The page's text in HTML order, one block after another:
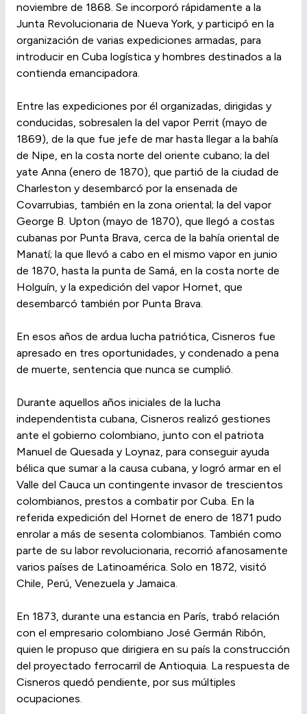
noviembre de 1868. Se incorporó rápidamente a la
Junta Revolucionaria de Nueva York, y participó en la
organización de varias expediciones armadas, para
introducir en Cuba logística y hombres destinados a la
contienda emancipadora.
Entre las expediciones por él organizadas, dirigidas y
conducidas, sobresalen la del vapor Perrit (mayo de
1869), de la que fue jefe de mar hasta llegar a la bahía
de Nipe, en la costa norte del oriente cubano; la del
yate Anna (enero de 1870), que partió de la ciudad de
Charleston y desembarcó por la ensenada de
Covarrubias, también en la zona oriental; la del vapor
George B. Upton (mayo de 1870), que llegó a costas
cubanas por Punta Brava, cerca de la bahía oriental de
Manatí; la que llevó a cabo en el mismo vapor en junio
de 1870, hasta la punta de Samá, en la costa norte de
Holguín, y la expedición del vapor Hornet, que
desembarcó también por Punta Brava.
En esos años de ardua lucha patriótica, Cisneros fue
apresado en tres oportunidades, y condenado a pena
de muerte, sentencia que nunca se cumplió.
Durante aquellos años iniciales de la lucha
independentista cubana, Cisneros realizó gestiones
ante el gobierno colombiano, junto con el patriota
Manuel de Quesada y Loynaz, para conseguir ayuda
bélica que sumar a la causa cubana, y logró armar en el
Valle del Cauca un contingente invasor de trescientos
colombianos, prestos a combatir por Cuba. En la
referida expedición del Hornet de enero de 1871 pudo
enrolar a más de sesenta colombianos. También como
parte de su labor revolucionaria, recorrió afanosamente
varios países de Latinoamérica. Solo en 1872, visitó
Chile, Perú, Venezuela y Jamaica.
En 1873, durante una estancia en París, trabó relación
con el empresario colombiano José Germán Ribón,
quien le propuso que dirigiera en su país la construcción
del proyectado ferrocarril de Antioquia. La respuesta de
Cisneros quedó pendiente, por sus múltiples
ocupaciones.